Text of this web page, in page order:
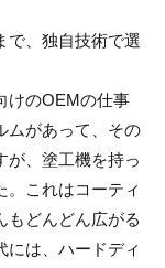
で、独自技術で選
けのOEMの仕事
ムがあって、その
が、塗工機を持っ
。これはコーティ
もどんどん広がる
には、ハードディ